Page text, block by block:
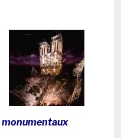
monumentaux